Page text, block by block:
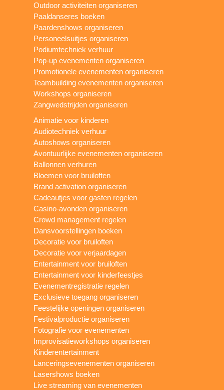
Outdoor activiteiten organiseren
Paaldanseres boeken
Paardenshows organiseren
Personeelsuitjes organiseren
Podiumtechniek verhuur
Pop-up evenementen organiseren
Promotionele evenementen organiseren
Teambuilding evenementen organiseren
Workshops organiseren
Zangwedstrijden organiseren
Animatie voor kinderen
Audiotechniek verhuur
Autoshows organiseren
Avontuurlijke evenementen organiseren
Ballonnen verhuren
Bloemen voor bruiloften
Brand activation organiseren
Cadeautjes voor gasten regelen
Casino-avonden organiseren
Crowd management regelen
Dansvoorstellingen boeken
Decoratie voor bruiloften
Decoratie voor verjaardagen
Entertainment voor bruiloften
Entertainment voor kinderfeestjes
Evenementregistratie regelen
Exclusieve toegang organiseren
Feestelijke openingen organiseren
Festivalproductie organiseren
Fotografie voor evenementen
Improvisatieworkshops organiseren
Kinderentertainment
Lanceringsevenementen organiseren
Lasershows boeken
Live streaming van evenementen